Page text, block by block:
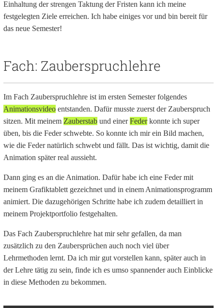
Einhaltung der strengen Taktung der Fristen kann ich meine
festgelegten Ziele erreichen. Ich habe einiges vor und bin bereit für
das neue Semester!
Fach: Zauberspruchlehre
Im Fach Zauberspruchlehre ist im ersten Semester folgendes
Animationsvideo entstanden. Dafür musste zuerst der Zauberspruch
sitzen. Mit meinem Zauberstab und einerFederkonnte ich super
üben, bis die Feder schwebte. So konnte ich mir ein Bild machen,
wie die Feder natürlich schwebt und fällt. Das ist wichtig, damit die
Animation später real aussieht.
Dann ging es an die Animation. Dafür habe ich eine Feder mit
meinem Grafiktablett gezeichnet und in einem Animationsprogramm
animiert. Die dazugehörigen Schritte habe ich zudem detailliert in
meinem Projektportfolio festgehalten.
Das Fach Zauberspruchlehre hat mir sehr gefallen, da man
zusätzlich zu den Zaubersprüchen auch noch viel über
Lehrmethoden lernt. Da ich mir gut vorstellen kann, später auch in
der Lehre tätig zu sein, finde ich es umso spannender auch Einblicke
in diese Methoden zu bekommen.